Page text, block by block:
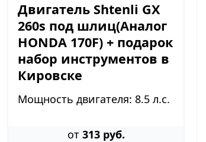
Двигатель Shtenli GX
260s под шлиц(Аналог
HONDA 170F) + подарок
набор инструментов в
Кировске
Мощность двигателя: 8.5 л.с.
от 313 руб.